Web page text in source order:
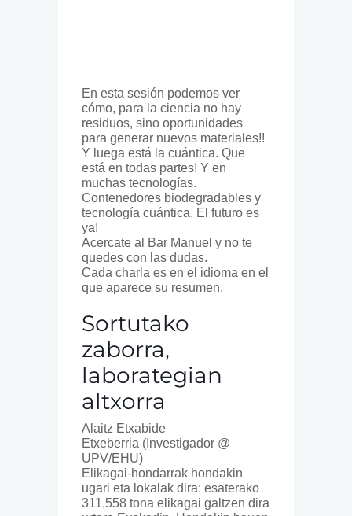
En esta sesión podemos ver
cómo, para la ciencia no hay
residuos, sino oportunidades
para generar nuevos materiales!!
Y luega está la cuántica. Que
está en todas partes! Y en
muchas tecnologías.
Contenedores biodegradables y
tecnología cuántica. El futuro es
ya!
Acercate al Bar Manuel y no te
quedes con las dudas.
Cada charla es en el idioma en el
que aparece su resumen.
Sortutako
zaborra,
laborategian
altxorra
Alaitz Etxabide
Etxeberria (Investigador @
UPV/EHU)
Elikagai-hondarrak hondakin
ugari eta lokalak dira: esaterako
311,558 tona elikagai galtzen dira